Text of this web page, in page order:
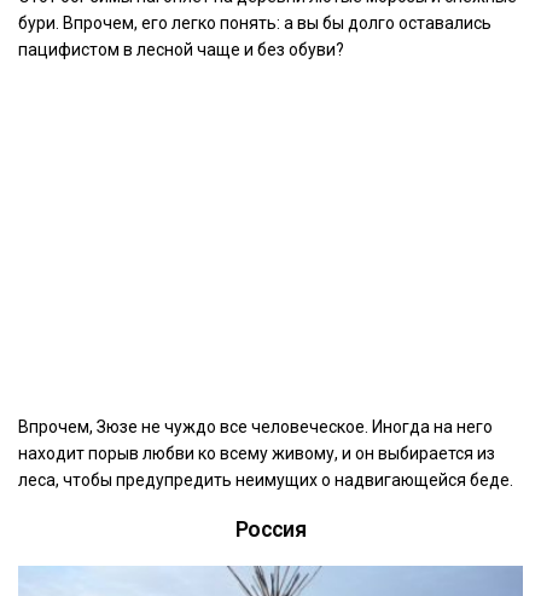
бури. Впрочем, его легко понять: а вы бы долго оставались
пацифистом в лесной чаще и без обуви?
Впрочем, Зюзе не чуждо все человеческое. Иногда на него
находит порыв любви ко всему живому, и он выбирается из
леса, чтобы предупредить неимущих о надвигающейся беде.
Россия